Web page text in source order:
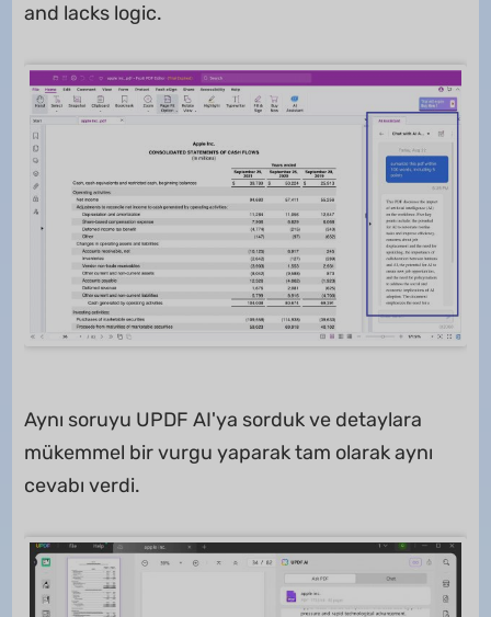
and lacks logic.
Aynı soruyu UPDF AI'ya sorduk ve detaylara
mükemmel bir vurgu yaparak tam olarak aynı
cevabı verdi.